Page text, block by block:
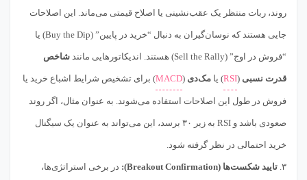
روند، ربات منتظر یک عقب‌نشینی یا اصلاح قیمتی می‌ماند. این اصلاحات
جایی هستند که نوسان‌گیران به دنبال “خرید در پایین” (Buy the Dip) یا
“فروش در اوج” (Sell the Rally) هستند. اندیکاتورهایی مانند شاخص
قدرت نسبی (
RSI) یا مک‌دی (
MACD) برای تشخیص شرایط اشباع خرید یا
فروش در طول این اصلاحات استفاده می‌شوند. به عنوان مثال، اگر روند
صعودی باشد و RSI به زیر ۳۰ برسد، این می‌تواند به عنوان یک سیگنال
خرید احتمالی در نظر گرفته شود.
۳. تایید شکست‌ها (Breakout Confirmation): در برخی استراتژی‌ها،